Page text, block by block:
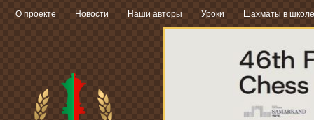
О проекте Новости Наши авторы Уроки Шахматы в школе